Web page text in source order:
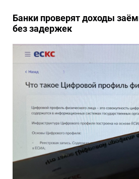
Банки проверят доходы
без задержек